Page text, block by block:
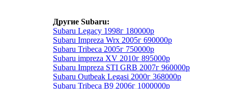
Другие Subaru:
Subaru Legacy 1998г 180000р
Subaru Impreza Wrx 2005г 690000р
Subaru Tribeca 2005г 750000р
Subaru impreza XV 2010г 895000р
Subaru Impreza STI GRB 2007г 960000р
Subaru Outbeak Legasi 2000г 368000р
Subaru Tribeca B9 2006г 1000000р